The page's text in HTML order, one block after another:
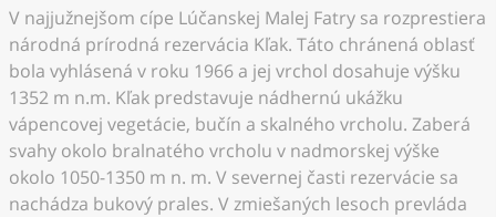
V najjužnejšom cípe Lúčanskej Malej Fatry sa rozprestiera
národná prírodná rezervácia Kľak. Táto chránená oblasť
bola vyhlásená v roku 1966 a jej vrchol dosahuje výšku
1352 m n.m. Kľak predstavuje nádhernú ukážku
vápencovej vegetácie, bučín a skalného vrcholu. Zaberá
svahy okolo bralnatého vrcholu v nadmorskej výške
okolo 1050-1350 m n. m. V severnej časti rezervácie sa
nachádza bukový prales. V zmiešaných lesoch prevláda